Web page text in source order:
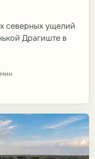
северных ущелий
Драгиште в